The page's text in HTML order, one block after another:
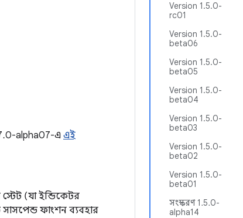
Version 1.5.0-
rc01
Version 1.5.0-
beta06
Version 1.5.0-
beta05
Version 1.5.0-
beta04
Version 1.5.0-
beta03
Version 1.5.0-
beta02
Version 1.5.0-
beta01
সংস্করণ 1.5.0-
alpha14
alpha07-এ এই
(যা ইন্ডিকেটর
ফাংশন ব্যবহার